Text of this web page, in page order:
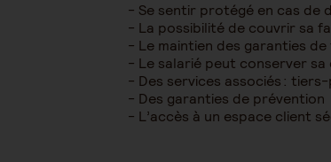
Se sentir protégé en cas de
La possibilité de couvrir sa
Le maintien des garanties
Le salarié peut conserver
Des services associés :
Des garanties de prévention
L’accès à un espace client